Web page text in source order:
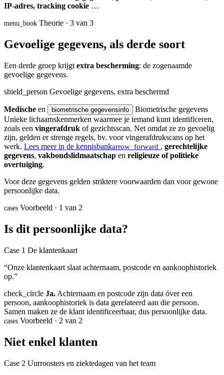
IP-adres, tracking cookie …
menu_book Theorie · 3 van 3
Gevoelige gegevens, als derde soort
Een derde groep krijgt extra bescherming: de zogenaamde
gevoelige gegevens.
shield_person Gevoelige gegevens, extra beschermd
Medische en biometrische gegevensinfo
Biometrische gegevens
Unieke lichaamskenmerken waarmee je iemand kunt identificeren,
zoals een vingerafdruk of gezichtsscan. Net omdat ze zo gevoelig
zijn, gelden er strenge regels, bv. voor vingerafdruk­scans op het
werk. Lees meer in de kennisbankarrow_forward , gerechtelijke
gegevens, vakbondslidmaatschap en religieuze of politieke
overtuiging.
Voor deze gegevens gelden striktere voorwaarden dan voor gewone
persoonlijke data.
cases Voorbeeld · 1 van 2
Is dit persoonlijke data?
Case 1 De klantenkaart
“Onze klantenkaart slaat achternaam, postcode en aankoophistoriek
op.”
check_circle Ja. Achternaam en postcode zijn data óver een
persoon, aankoophistoriek is data gerelateerd aan die persoon.
Samen maken ze de klant identificeerbaar, dus persoonlijke data.
cases Voorbeeld · 2 van 2
Niet enkel klanten
Case 2 Uurroosters en ziektedagen van het team